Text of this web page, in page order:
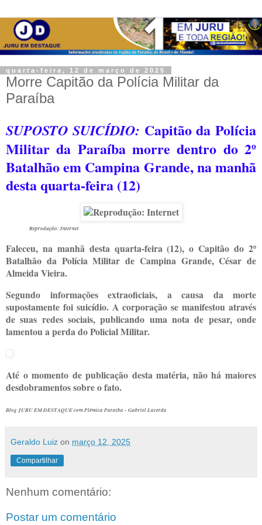
quarta-feira, 12 de março de 2025
Morre Capitão da Polícia Militar da
Paraíba
SUPOSTO SUICÍDIO: Capitão da Polícia
Militar da Paraíba morre dentro do 2º
Batalhão em Campina Grande, na manhã
desta quarta-feira (12)
Reprodução: Internet
Faleceu, na manhã desta quarta-feira (12), o Capitão do 2º
Batalhão da Polícia Militar de Campina Grande, César de
Almeida Vieira.
Segundo informações extraoficiais, a causa da morte
supostamente foi suicídio. A corporação se manifestou através
de suas redes sociais, publicando uma nota de pesar, onde
lamentou a perda do Policial Militar.
Até o momento de publicação desta matéria, não há maiores
desdobramentos sobre o fato.
Blog JURU EM DESTAQUE com Plêmica Paraíba - Gabriel Lacerda
Geraldo Luiz on março 12, 2025
Compartilhar
Nenhum comentário:
Postar um comentário